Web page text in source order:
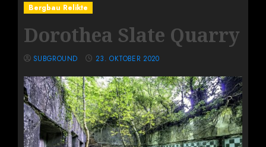
Bergbau Relikte
Dorothea Slate Quarry
SUBGROUND 23. OKTOBER 2020